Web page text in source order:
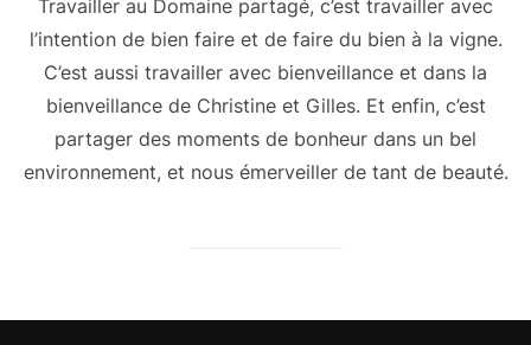
Travailler au Domaine partagé, c’est travailler avec
l’intention de bien faire et de faire du bien à la vigne.
C’est aussi travailler avec bienveillance et dans la
bienveillance de Christine et Gilles. Et enfin, c’est
partager des moments de bonheur dans un bel
environnement, et nous émerveiller de tant de beauté.